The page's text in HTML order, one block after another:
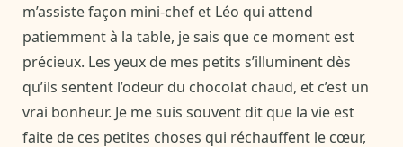
m’assiste façon mini-chef et Léo qui attend
patiemment à la table, je sais que ce moment est
précieux. Les yeux de mes petits s’illuminent dès
qu’ils sentent l’odeur du chocolat chaud, et c’est un
vrai bonheur. Je me suis souvent dit que la vie est
faite de ces petites choses qui réchauffent le cœur,